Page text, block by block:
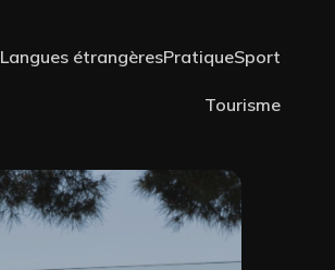
Langues étrangèresPratiqueSport
Tourisme